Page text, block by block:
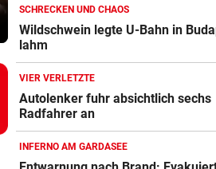
Debüt für Senft in
Karlsruhe
Polizisten
UNGLÜCKLICH vor 2
Salzburg-Talent verletzte sich
früh im Spiel
SCHRECKEN UND CHAOS
Wildschwein legte U-Bahn in
lahm
VIER VERLETZTE
Autolenker fuhr absichtlich sechs
Radfahrer an
INFERNO AM GARDASEE